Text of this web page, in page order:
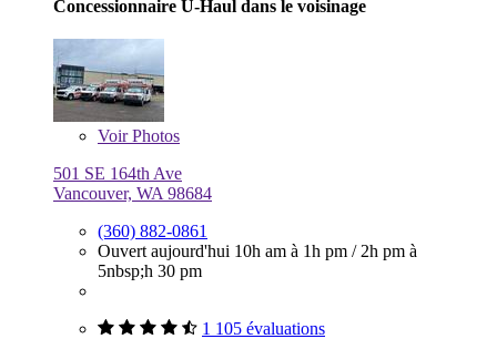
Concessionnaire U-Haul dans le voisinage
VoirPhotos
501 SE 164th Ave
Vancouver, WA 98684
(360) 882-0861
Ouvert aujourd'hui 10h am à 1h pm / 2h pm à
5nbsp;h 30 pm
1 105 évaluations